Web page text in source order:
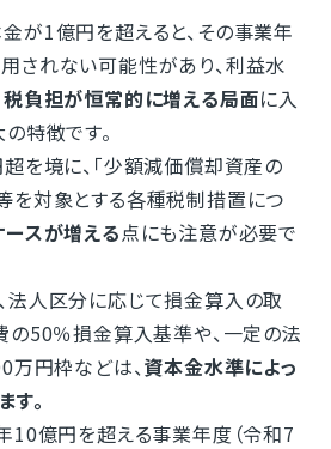
が1億円を超えると、その事業年
されない可能性があり、利益水
税負担が恒常的に増える局面に入
特徴です。
を境に、「少額減価償却資産の
を対象とする各種税制措置につ
スが増える点にも注意が必要で
法人区分に応じて損金算入の取
の50％損金算入基準や、一定の法
万円枠などは、資本金水準によっ
。
10億円を超える事業年度（令和7